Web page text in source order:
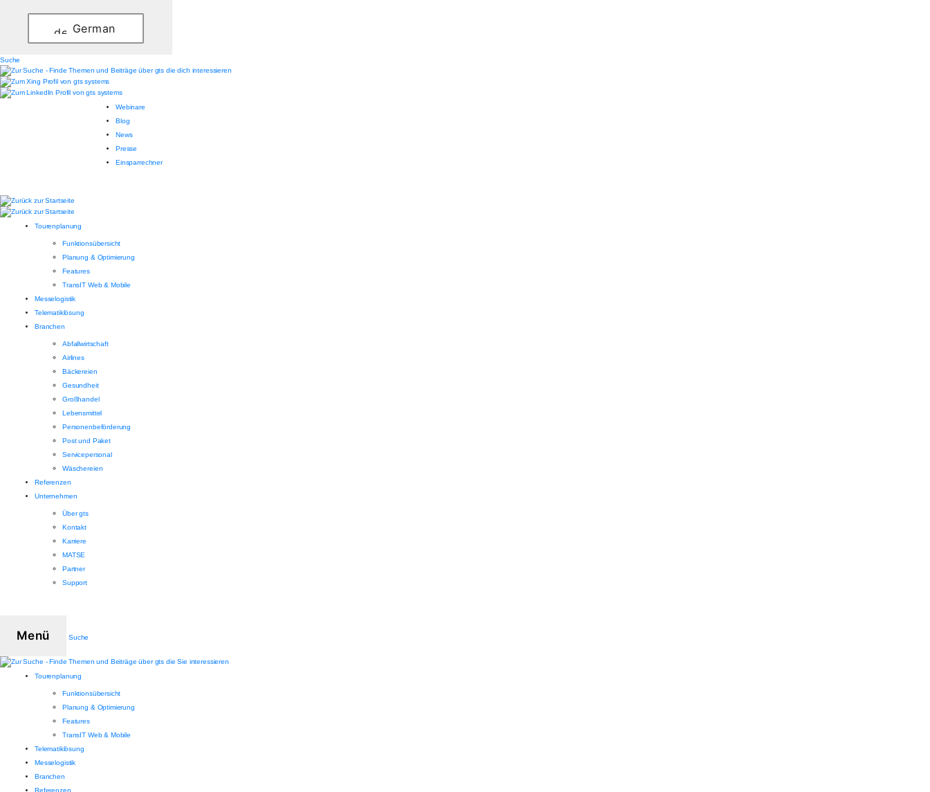
German
Suche
Webinare
Blog
News
Presse
Einsparrechner
Tourenplanung
Funktionsübersicht
Planung & Optimierung
Features
TransIT Web & Mobile
Messelogistik
Telematiklösung
Branchen
Abfallwirtschaft
Airlines
Bäckereien
Gesundheit
Großhandel
Lebensmittel
Personenbeförderung
Post und Paket
Servicepersonal
Wäschereien
Referenzen
Unternehmen
Über gts
Kontakt
Karriere
MATSE
Partner
Support
Menü Suche
Tourenplanung
Funktionsübersicht
Planung & Optimierung
Features
TransIT Web & Mobile
Telematiklösung
Messelogistik
Branchen
Referenzen